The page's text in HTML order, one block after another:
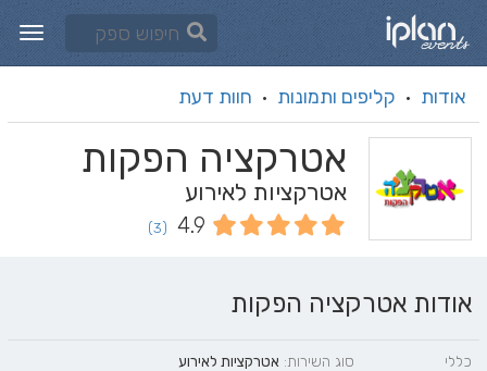
אודות · קליפים ותמונות · חוות דעת
אטרקציה הפקות
אטרקציות לאירוע
4.9
(3)
אודות אטרקציה הפקות
כללי סוג השירות: אטרקציות לאירוע